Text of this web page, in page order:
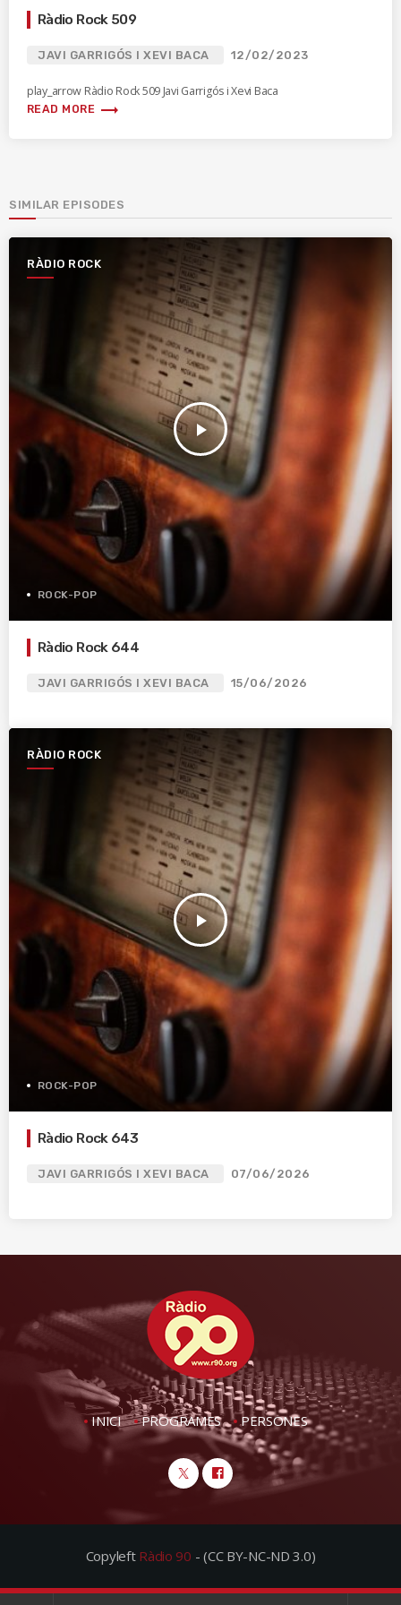
Ràdio Rock 509
JAVI GARRIGÓS I XEVI BACA 12/02/2023
play_arrow Ràdio Rock 509 Javi Garrigós i Xevi Baca
READ MORE trending_flat
SIMILAR EPISODES
RÀDIO ROCK
play_arrow
ROCK-POP
Ràdio Rock 644
JAVI GARRIGÓS I XEVI BACA 15/06/2026
RÀDIO ROCK
play_arrow
ROCK-POP
Ràdio Rock 643
JAVI GARRIGÓS I XEVI BACA 07/06/2026
INICI PROGRAMES PERSONES
Copyleft Ràdio 90 - (CC BY-NC-ND 3.0)